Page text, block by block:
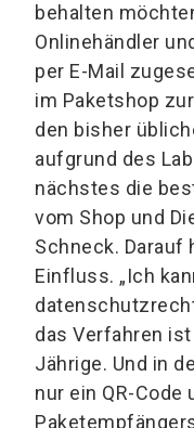
behalten
Onlinehändler
per E-Mail
im Paketshop
den bisher
aufgrund des
nächstes die
vom Shop und
Schneck. Darauf
Einfluss. „Ich
das Verfahren
Jährige. Und in
nur ein QR-Code